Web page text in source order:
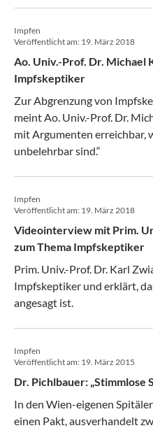
Impfen
Veröffentlicht am: 19. März 2018
Ao. Univ.-Prof. Dr. Michael
Impfskeptiker
Zur Abgrenzung von
meint Ao. Univ.-Prof. Dr.
mit Argumenten erreichbar,
unbelehrbar sind.“
Impfen
Veröffentlicht am: 19. März 2018
Videointerview mit Prim.
zum Thema Impfskeptiker
Prim. Univ.-Prof. Dr. Karl
Impfskeptiker und erklärt,
angesagt ist.
Impfen
Veröffentlicht am: 19. März 2015
Dr. Pichlbauer: „Stimmlose
In den Wien-eigenen
einen Pakt, ausverhandelt